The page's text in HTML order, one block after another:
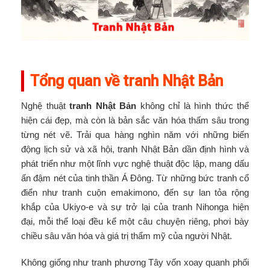
Tổng quan về tranh Nhật Bản
Nghệ thuật tranh Nhật Bản không chỉ là hình thức thể
hiện cái đẹp, mà còn là bản sắc văn hóa thấm sâu trong
từng nét vẽ. Trải qua hàng nghìn năm với những biến
động lịch sử và xã hội, tranh Nhật Bản dần định hình và
phát triển như một lĩnh vực nghệ thuật độc lập, mang dấu
ấn đậm nét của tinh thần Á Đông. Từ những bức tranh cổ
điển như tranh cuộn emakimono, đến sự lan tỏa rộng
khắp của Ukiyo-e và sự trở lại của tranh Nihonga hiện
đại, mỗi thể loại đều kể một câu chuyện riêng, phơi bày
chiều sâu văn hóa và giá trị thẩm mỹ của người Nhật.
Không giống như tranh phương Tây vốn xoay quanh phối